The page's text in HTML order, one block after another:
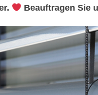
Beauftragen Sie